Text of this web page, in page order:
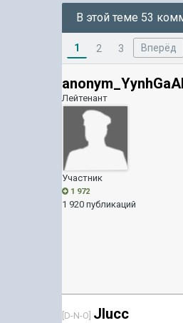
В этой теме 53
1 2 3 Вперёд
Лейтенант
Участник
1 972
1 920 публикаций
[D-N-O] Jlucc